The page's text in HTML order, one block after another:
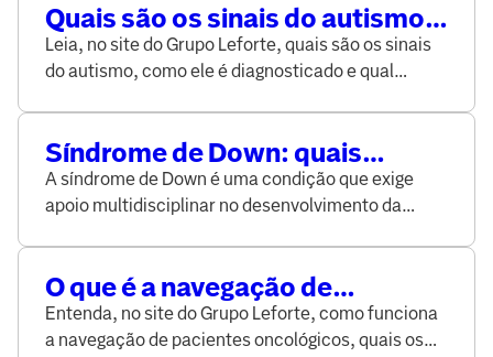
Quais são os sinais do autismo e
como é feito o diagnóstico?
Leia, no site do Grupo Leforte, quais são os sinais
do autismo, como ele é diagnosticado e qual
Síndrome de Down: quais
acompanhamentos são
necessários para melhor
A síndrome de Down é uma condição que exige
apoio multidisciplinar no desenvolvimento da
O que é a navegação de
pacientes oncológicos na
enfermagem?
Entenda, no site do Grupo Leforte, como funciona
a navegação de pacientes oncológicos, quais os